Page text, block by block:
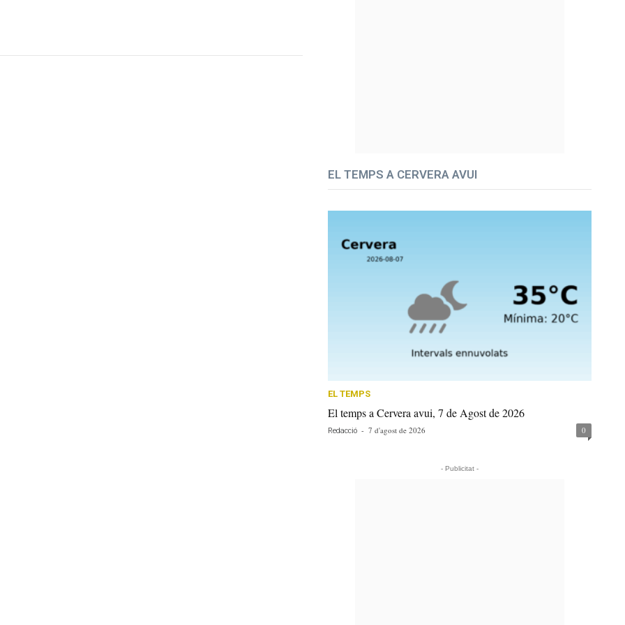
EL TEMPS A CERVERA AVUI
EL TEMPS
El temps a Cervera avui, 7 de Agost de 2026
Redacció - 7 d'agost de 2026 0
- Publicitat -